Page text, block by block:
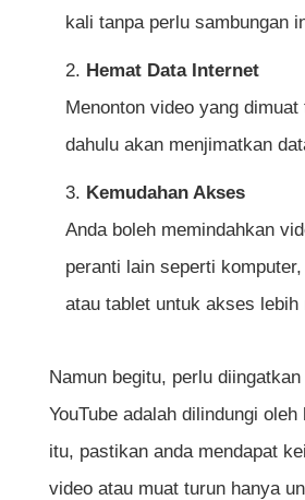
Readdle
Tips Penting Ketika
Kesimpulan
Soalan Lazim (FAQ) Tentang
Video YouTube
Adakah muat turun video
segi undang-undang?
download video YouTube?
kali tanpa perlu sambungan
Hemat Data Internet
Menonton video yang
dahulu akan menjimatkan
Kemudahan Akses
Anda boleh memindahkan
peranti lain seperti
atau tablet untuk akses lebih
Namun begitu, perlu
YouTube adalah dilindungi
itu, pastikan anda mendapat
video atau muat turun hanya